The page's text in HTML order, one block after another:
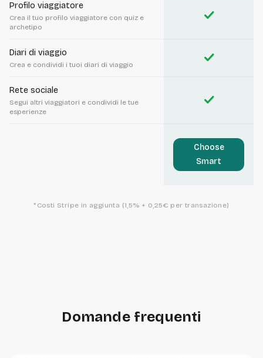
Profilo viaggiatore
Crea il tuo profilo viaggiatore con quiz e
archetipo
check
Diari di viaggio
Crea e condividi i tuoi diari di viaggio check
Rete sociale
Segui altri viaggiatori e condividi le tue
esperienze
check
Choose
Smart
*Costi Stripe in aggiunta (1,5% + 0,25€ per transazione)
Domande frequenti